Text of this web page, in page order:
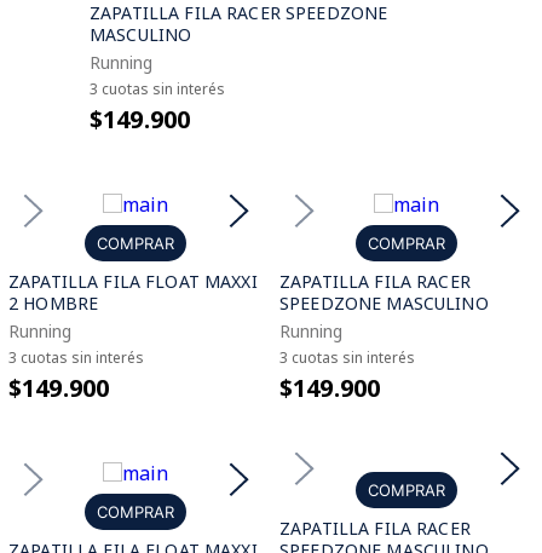
ZAPATILLA FILA RACER SPEEDZONE
MASCULINO
Running
3 cuotas sin interés
$149.900
COMPRAR
ZAPATILLA FILA FLOAT MAXXI
2 HOMBRE
Running
3 cuotas sin interés
$149.900
COMPRAR
ZAPATILLA FILA RACER
SPEEDZONE MASCULINO
Running
3 cuotas sin interés
$149.900
COMPRAR
COMPRAR
ZAPATILLA FILA RACER